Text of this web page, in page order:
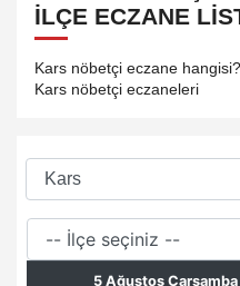
İLÇE ECZANE
Kars nöbetçi eczane
Kars nöbetçi eczaneleri